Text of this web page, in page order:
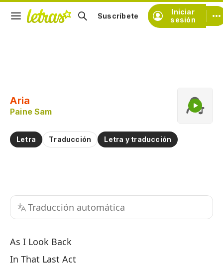
Iniciar
sesión
Suscríbete
Aria
Paine Sam
Letra Traducción Letra y traducción
Traducción automática
As I Look Back
In That Last Act